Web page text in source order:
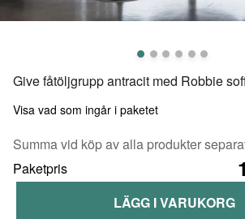
Give fåtöljgrupp antracit med Robbie
Visa vad som ingår i paketet
Summa vid köp av alla produkter
Paketpris
LÄGG I VARUKORG